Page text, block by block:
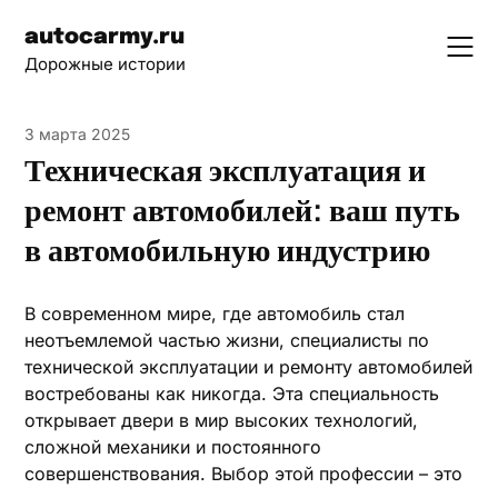
content
autocarmy.ru
Дорожные истории
3 марта 2025
Техническая эксплуатация и
ремонт автомобилей: ваш путь
в автомобильную индустрию
В современном мире, где автомобиль стал
неотъемлемой частью жизни, специалисты по
технической эксплуатации и ремонту автомобилей
востребованы как никогда. Эта специальность
открывает двери в мир высоких технологий,
сложной механики и постоянного
совершенствования. Выбор этой профессии – это